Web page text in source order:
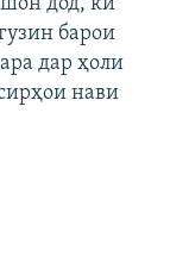
барои
дар ҳоли
нави